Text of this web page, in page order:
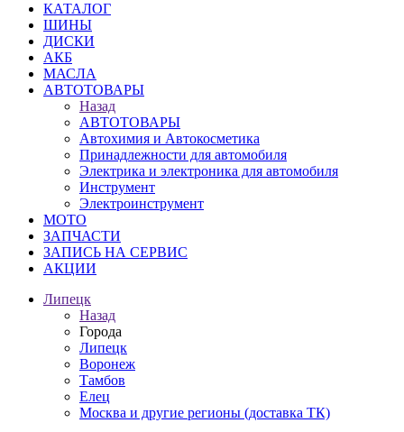
КАТАЛОГ
ШИНЫ
ДИСКИ
АКБ
МАСЛА
АВТОТОВАРЫ
Назад
АВТОТОВАРЫ
Автохимия и Автокосметика
Принадлежности для автомобиля
Электрика и электроника для автомобиля
Инструмент
Электроинструмент
МОТО
ЗАПЧАСТИ
ЗАПИСЬ НА СЕРВИС
АКЦИИ
Липецк
Назад
Города
Липецк
Воронеж
Тамбов
Елец
Москва и другие регионы (доставка ТК)